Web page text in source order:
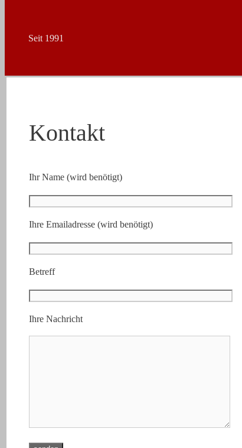
Seit 1991
Kontakt
Ihr Name (wird benötigt)
Ihre Emailadresse (wird benötigt)
Betreff
Ihre Nachricht